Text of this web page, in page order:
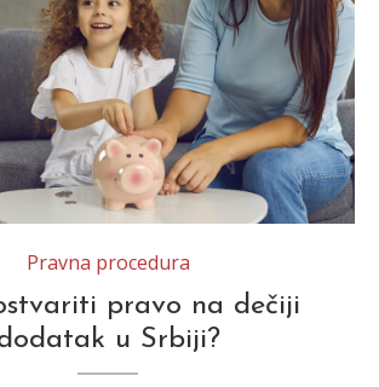
Pravna procedura
pravo na dečiji
u Srbiji?